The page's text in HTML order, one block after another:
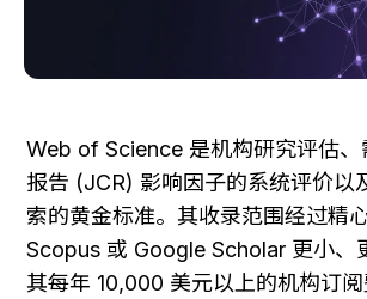
Web of Science 是机构研究评估、
报告 (JCR) 影响因子的系统评价以
索的黄金标准。其收录范围经过
Scopus 或 Google Scholar 更小
其每年 10,000 美元以上的机构订